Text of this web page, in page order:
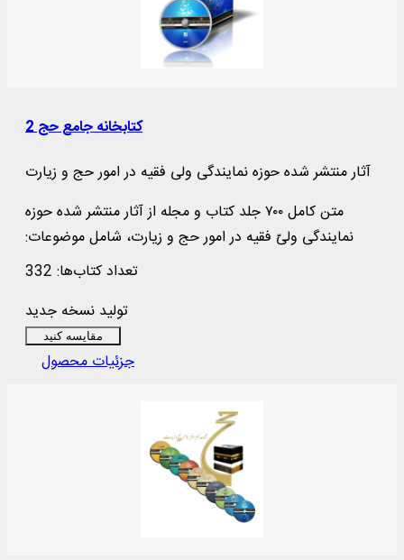
کتابخانه جامع حج 2
آثار منتشر شده حوزه نمایندگی ولی فقیه در امور حج و زیارت
متن کامل ۷۰۰ جلد کتاب و مجله از آثار منتشر شده حوزه
نمایندگی ولیّ فقیه در امور حج و زیارت، شامل موضوعات:
احکام و مناسک حج ، اسرار و معارف حج ، اعتقادات و پاسخ
اجتماعی و سیاسی حج ، عتبات عالیات و سوریه ، ادعیه و
حدیث و...
تعداد کتاب‌ها: 332
تولید نسخه جدید
مقایسه کنید
جزئیات محصول